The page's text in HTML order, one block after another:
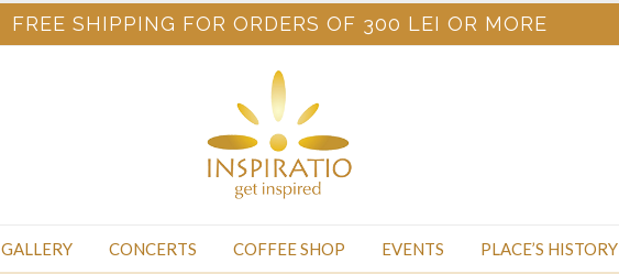
FREE SHIPPING FOR ORDERS OF 300 LEI OR MORE
GALLERY CONCERTS COFFEE SHOP EVENTS PLACE’S HISTORY